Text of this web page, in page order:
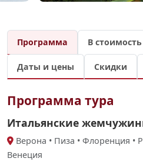
Программа В
Даты и цены Скидки
Программа тура
Итальянские
Верона • Пиза • Флоренция •
Венеция